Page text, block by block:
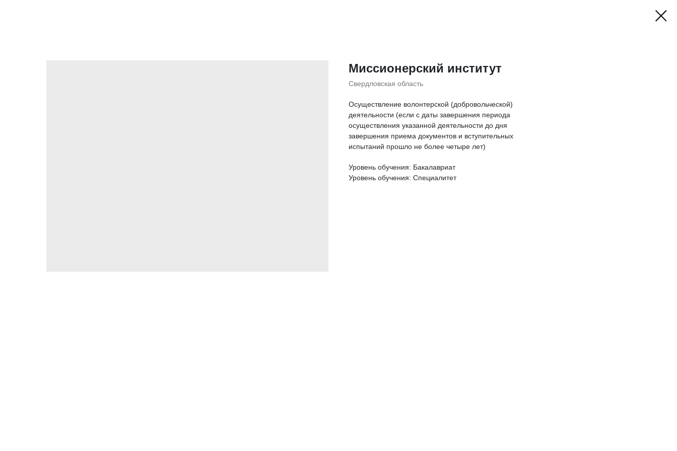
Миссионерский институт
Свердловская область
Осуществление волонтерской (добровольческой)
деятельности (если с даты завершения периода
осуществления указанной деятельности до дня
завершения приема документов и вступительных
испытаний прошло не более четыре лет)
Уровень обучения: Бакалавриат
Уровень обучения: Специалитет